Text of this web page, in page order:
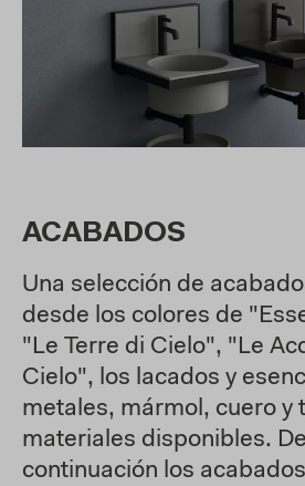
ACABADOS
Una selección de
desde los colores de
"Le Terre di Cielo", "Le
Cielo", los lacados y
metales, mármol, cuero y
materiales disponibles.
continuación los